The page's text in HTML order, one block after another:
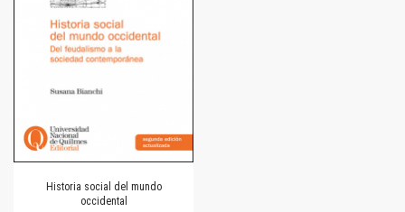
Historia social del mundo
occidental